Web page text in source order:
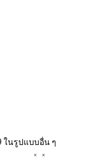
ในรูปแบบอื่น ๆ